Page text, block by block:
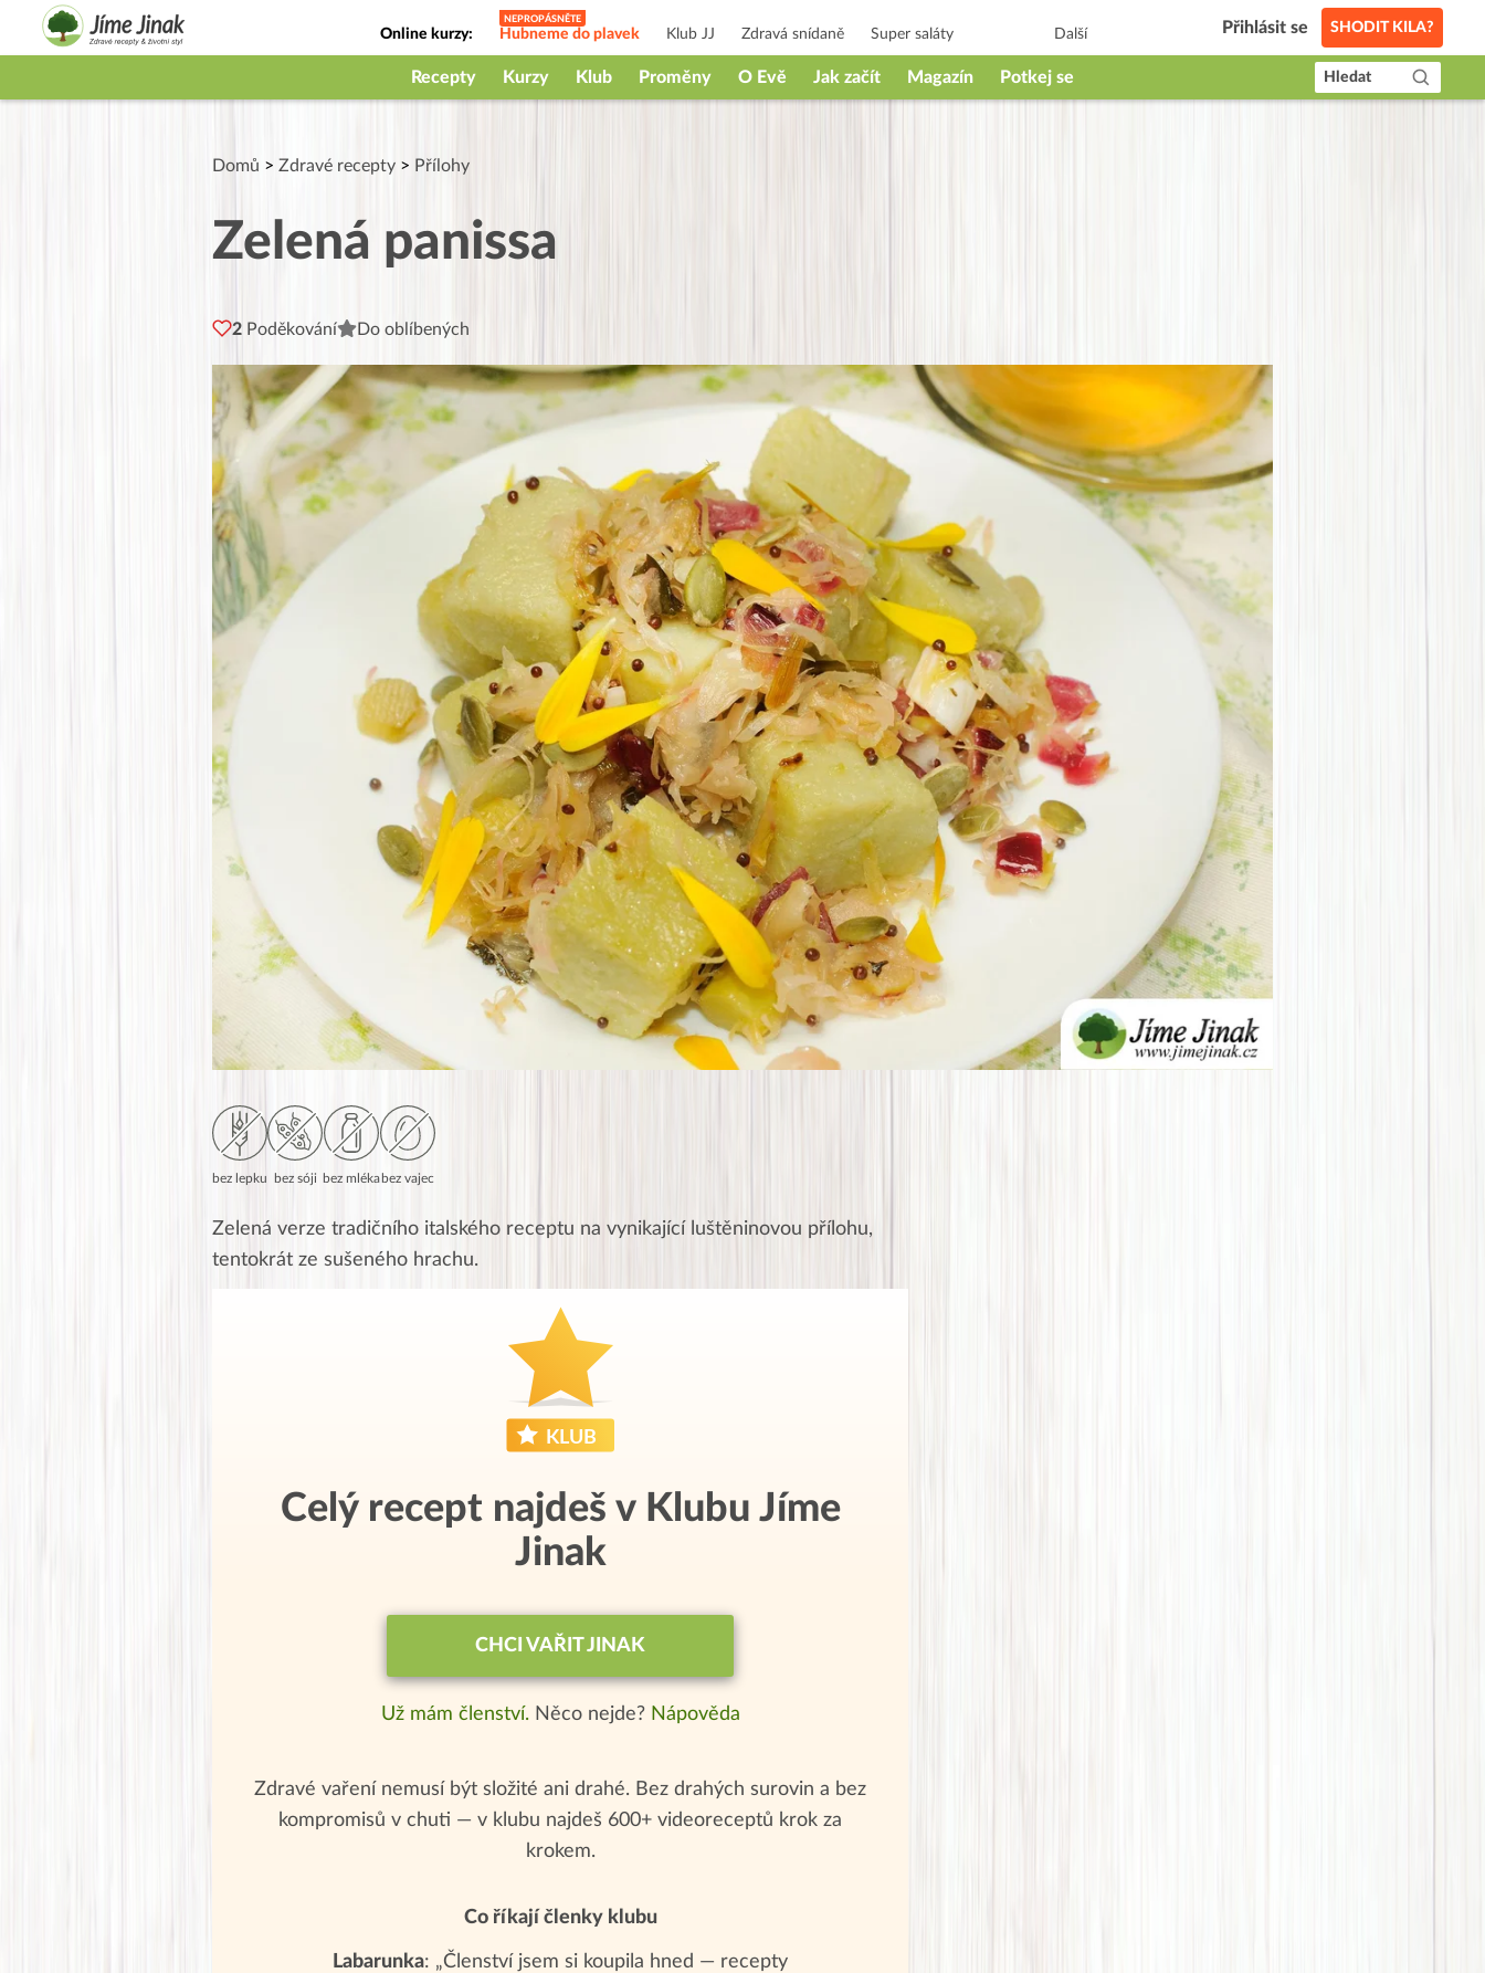
Online kurzy: Hubneme do plavek Klub JJ Zdravá snídaně Super saláty
Jak na babičky
Další Přihlásit se SHODIT KILA?
Recepty Kurzy Klub Proměny O Evě Jak začít Magazín Potkej se Hledat
Domů > Zdravé recepty > Přílohy
Zelená panissa
2 Poděkování Do oblíbených
bez lepku bez sóji bez mlékabez vajec
Zelená verze tradičního italského receptu na vynikající luštěninovou přílohu,
tentokrát ze sušeného hrachu.
Celý recept najdeš v Klubu Jíme
Jinak
CHCI VAŘIT JINAK
Už mám členství. Něco nejde? Nápověda
Zdravé vaření nemusí být složité ani drahé. Bez drahých surovin a bez
kompromisů v chuti — v klubu najdeš 600+ videoreceptů krok za
krokem.
Co říkají členky klubu
Labarunka: „Členství jsem si koupila hned — recepty